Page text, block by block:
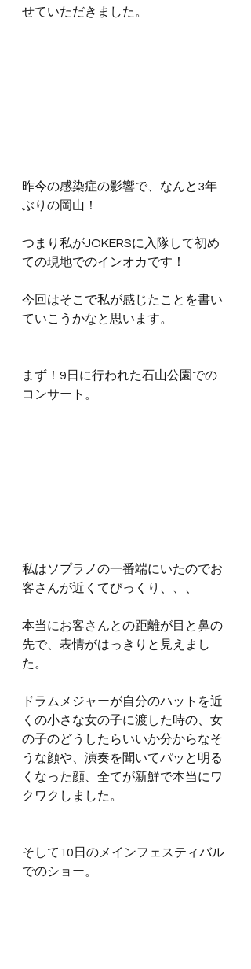
せていただきました。
昨今の感染症の影響で、なんと3年
ぶりの岡山！
つまり私がJOKERSに入隊して初め
ての現地でのインオカです！
今回はそこで私が感じたことを書い
ていこうかなと思います。
まず！9日に行われた石山公園での
コンサート。
私はソプラノの一番端にいたのでお
客さんが近くてびっくり、、、
本当にお客さんとの距離が目と鼻の
先で、表情がはっきりと見えまし
た。
ドラムメジャーが自分のハットを近
くの小さな女の子に渡した時の、女
の子のどうしたらいいか分からなそ
うな顔や、演奏を聞いてパッと明る
くなった顔、全てが新鮮で本当にワ
クワクしました。
そして10日のメインフェスティバル
でのショー。